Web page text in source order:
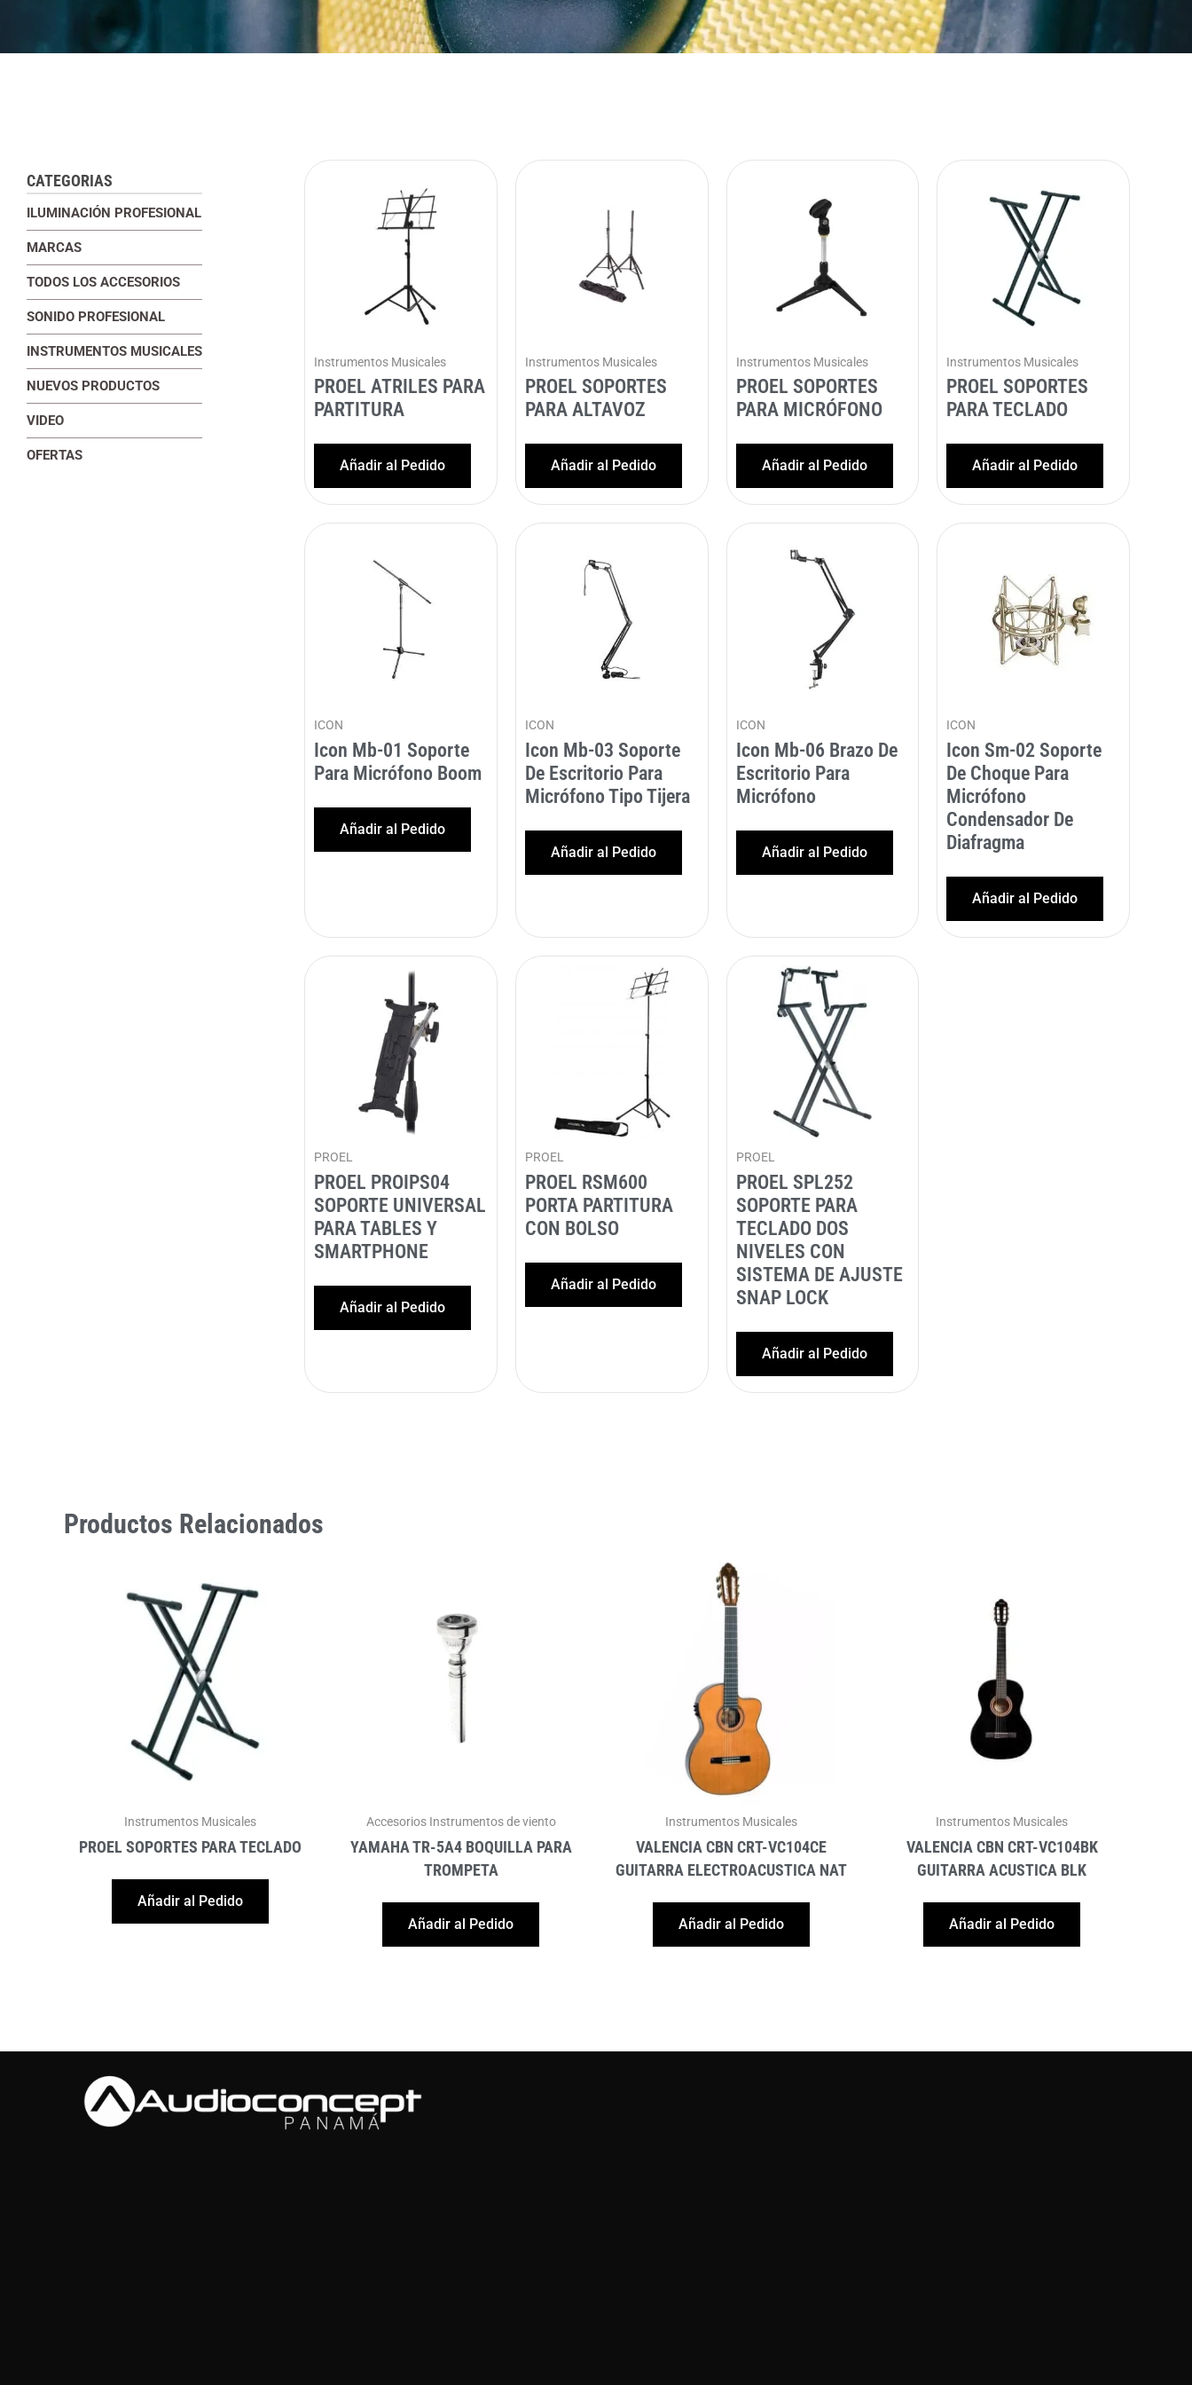
CATEGORIAS
ILUMINACIÓN PROFESIONAL
MARCAS
TODOS LOS ACCESORIOS
SONIDO PROFESIONAL
INSTRUMENTOS MUSICALES
NUEVOS PRODUCTOS
VIDEO
OFERTAS
Instrumentos Musicales
PROEL ATRILES PARA
PARTITURA
Añadir al Pedido
Instrumentos Musicales
PROEL SOPORTES
PARA ALTAVOZ
Añadir al Pedido
Instrumentos Musicales
PROEL SOPORTES
PARA MICRÓFONO
Añadir al Pedido
Instrumentos Musicales
PROEL SOPORTES
PARA TECLADO
Añadir al Pedido
ICON
Icon Mb-01 Soporte
Para Micrófono Boom
Añadir al Pedido
ICON
Icon Mb-03 Soporte
De Escritorio Para
Micrófono Tipo Tijera
Añadir al Pedido
ICON
Icon Mb-06 Brazo De
Escritorio Para
Micrófono
Añadir al Pedido
ICON
Icon Sm-02 Soporte
De Choque Para
Micrófono
Condensador De
Diafragma
Añadir al Pedido
PROEL
PROEL PROIPS04
SOPORTE UNIVERSAL
PARA TABLES Y
SMARTPHONE
Añadir al Pedido
PROEL
PROEL RSM600
PORTA PARTITURA
CON BOLSO
Añadir al Pedido
PROEL
PROEL SPL252
SOPORTE PARA
TECLADO DOS
NIVELES CON
SISTEMA DE AJUSTE
SNAP LOCK
Añadir al Pedido
Productos Relacionados
Instrumentos Musicales
PROEL SOPORTES PARA TECLADO
Añadir al Pedido
Accesorios Instrumentos de viento
YAMAHA TR-5A4 BOQUILLA PARA
TROMPETA
Añadir al Pedido
Instrumentos Musicales
VALENCIA CBN CRT-VC104CE
GUITARRA ELECTROACUSTICA NAT
Añadir al Pedido
Instrumentos Musicales
VALENCIA CBN CRT-VC104BK
GUITARRA ACUSTICA BLK
Añadir al Pedido